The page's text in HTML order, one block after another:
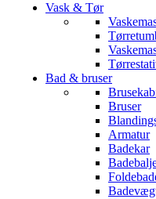
Vask & Tør
Bad & bruser
Bruser
Armatur
Badekar